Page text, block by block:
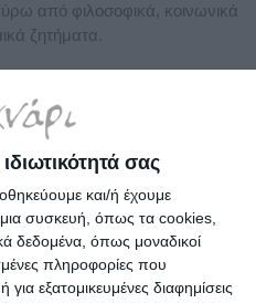
σας
και/ή έχουμε
συσκευή, όπως τα cookies,
δεδομένα, όπως μοναδικοί
πληροφορίες που
εξατομικευμένες διαφημίσεις
από φιλοσοφικά, κοινωνικά
ζητήματα.